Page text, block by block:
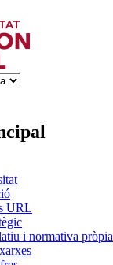
URL
i normativa pròpia